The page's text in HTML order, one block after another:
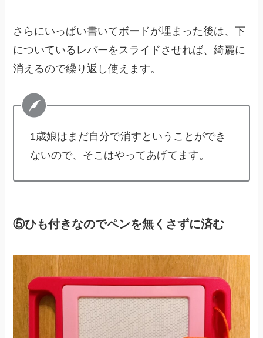
さらにいっぱい書いてボードが埋まった後は、下
についているレバーをスライドさせれば、綺麗に
消えるので繰り返し使えます。
1歳娘はまだ自分で消すということができ
ないので、そこはやってあげてます。
⑤ひも付きなのでペンを無くさずに済む